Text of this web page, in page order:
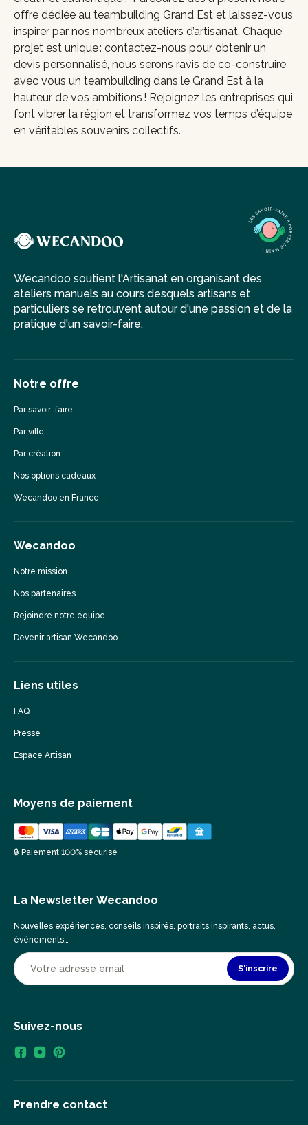
offre dédiée au teambuilding Grand Est et laissez-vous
inspirer par nos nombreux ateliers d’artisanat. Chaque
projet est unique : contactez-nous pour obtenir un
devis personnalisé, nous serons ravis de co-construire
avec vous un teambuilding dans le Grand Est à la
hauteur de vos ambitions ! Rejoignez les entreprises qui
font vibrer la région et transformez vos temps d’équipe
en véritables souvenirs collectifs.
Wecandoo soutient l'Artisanat en organisant des
ateliers manuels au cours desquels artisans et
particuliers se retrouvent autour d'une passion et de la
pratique d'un savoir-faire.
Notre offre
Par savoir-faire
Par ville
Par création
Nos options cadeaux
Wecandoo en France
Wecandoo
Notre mission
Nos partenaires
Rejoindre notre équipe
Devenir artisan Wecandoo
Liens utiles
FAQ
Presse
Espace Artisan
Moyens de paiement
🔒 Paiement 100% sécurisé
La Newsletter Wecandoo
Nouvelles expériences, conseils inspirés, portraits inspirants, actus,
événements…
S'inscrire
Suivez-nous
Prendre contact